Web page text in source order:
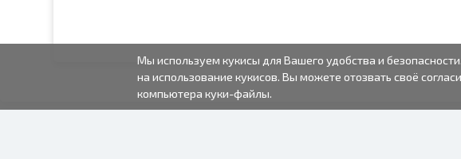
Мы используем кукисы для Вашего удобства и
на использование кукисов. Вы можете отозвать своё
компьютера куки-файлы.